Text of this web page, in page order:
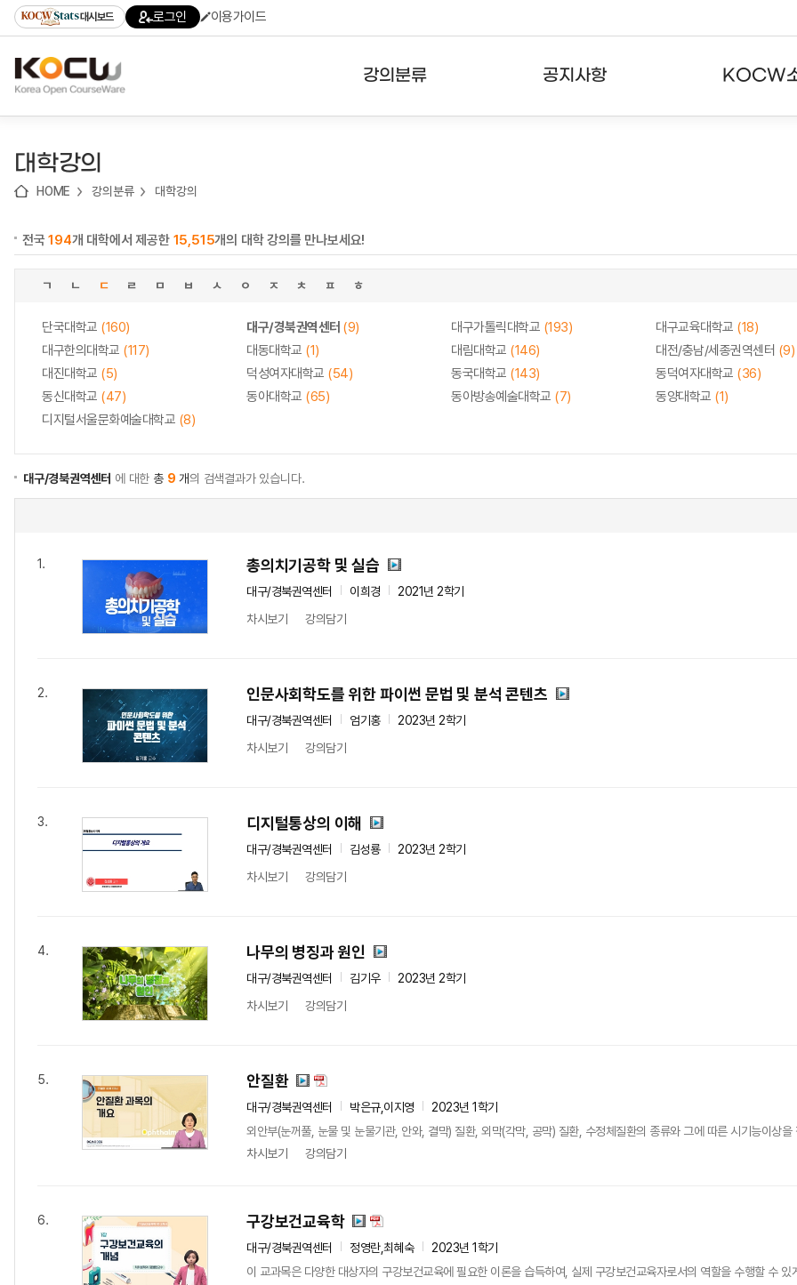
기
기
기
content)
가
대시보드 로그인 이용가이드
강의분류 공지사항 KOCW
대학강의
HOME 강의분류 대학강의
전국194개 대학에서 제공한 15,515개의 대학 강의를 만나보세요!
ㄱ ㄴ ㄷ ㄹ ㅁ ㅂ ㅅ ㅇ ㅈ ㅊ ㅍ ㅎ
단국대학교 (160) 대구/경북권역센터 (9) 대구가톨릭대학교 (193) 대구교육대학교 (18)
대구한의대학교 (117) 대동대학교 (1) 대림대학교 (146) 대전/충남/세종권역센터 (9)
대진대학교 (5) 덕성여자대학교 (54) 동국대학교 (143) 동덕여자대학교 (36)
동신대학교 (47) 동아대학교 (65) 동아방송예술대학교 (7) 동양대학교 (1)
디지털서울문화예술대학교 (8)
대구/경북권역센터 에 대한 총 9 개의 검색결과가 있습니다.
1. 총의치기공학 및 실습
대구/경북권역센터 이희경
2021년 2학기
차시보기
강의담기
2. 인문사회학도를 위한 파이썬 문법 및 분석 콘텐츠
대구/경북권역센터 엄기홍
2023년 2학기
차시보기
강의담기
3. 디지털통상의 이해
대구/경북권역센터 김성룡
2023년 2학기
차시보기
강의담기
4. 나무의 병징과 원인
대구/경북권역센터 김기우
2023년 2학기
차시보기
강의담기
5. 안질환
대구/경북권역센터 박은규,이지영
2023년 1학기
외안부(눈꺼풀, 눈물 및 눈물기관, 안와, 결막) 질환, 외막(각막, 공막) 질환, 수정체질환의 종류와 그에 따른 시기능이상
차시보기
강의담기
6. 구강보건교육학
대구/경북권역센터 정영란,최혜숙
2023년 1학기
이 교과목은 다양한 대상자의 구강보건교육에 필요한 이론을 습득하여, 실제 구강보건교육자로서의 역할을 수행할 수